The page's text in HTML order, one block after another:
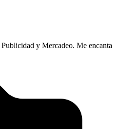
y Mercadeo. Me encanta